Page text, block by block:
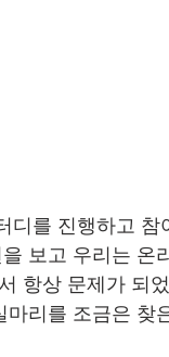
디를 진행하고
보고 우리는
항상 문제가 되
마리를 조금은 찾